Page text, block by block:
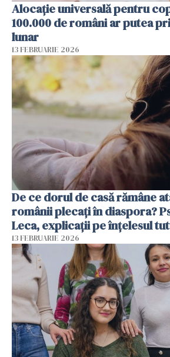
Alocație universală pentru
100.000 de români ar putea
lunar
13 FEBRUARIE 2026
De ce dorul de casă rămâne
românii plecați în diaspora?
Leca, explicații pe înțelesul
13 FEBRUARIE 2026